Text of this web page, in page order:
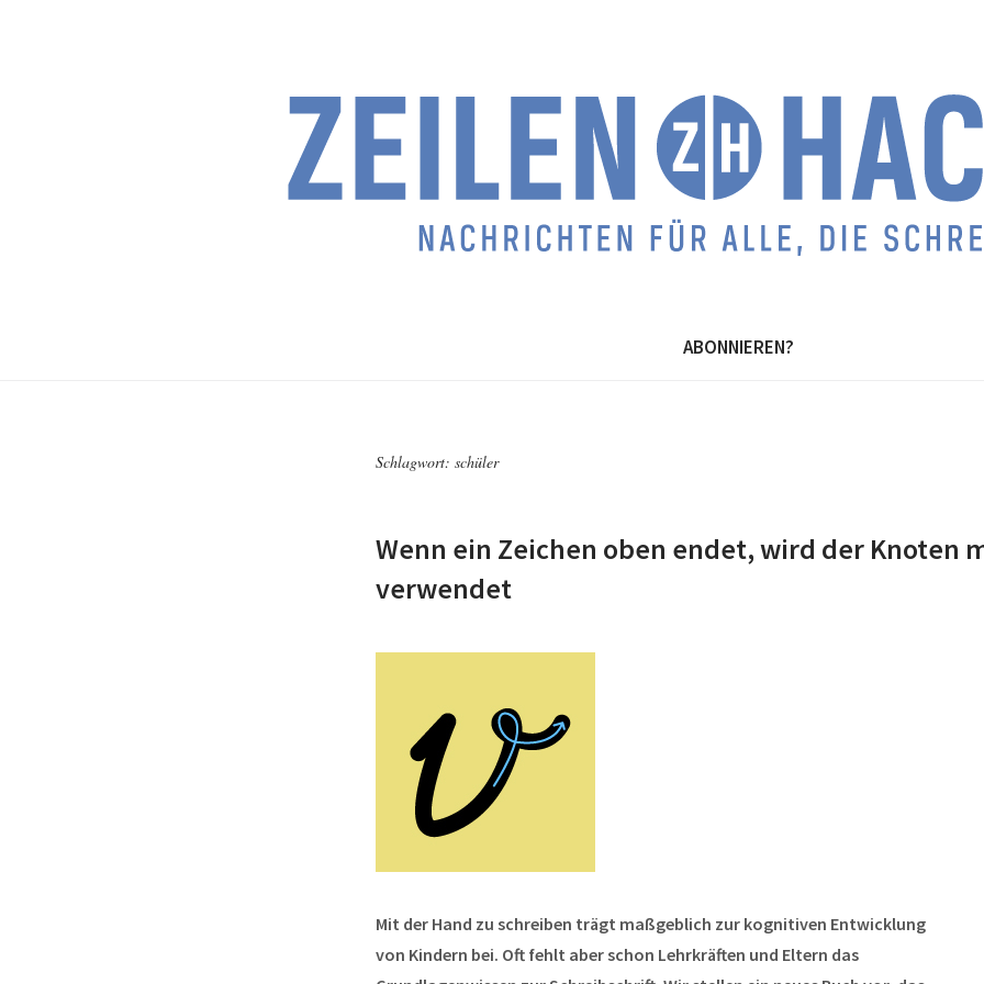
ABONNIEREN?
Schlagwort: schüler
Wenn ein Zeichen oben endet, wird der Knoten
verwendet
Mit der Hand zu schreiben trägt maßgeblich zur kognitiven Entwicklung
von Kindern bei. Oft fehlt aber schon Lehrkräften und Eltern das